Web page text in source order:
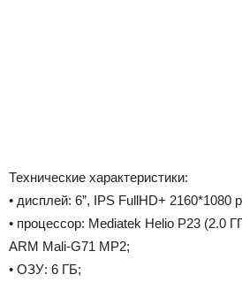
Технические характеристики:
• дисплей: 6”, IPS FullHD+ 2160*1080
• процессор: Mediatek Helio P23 (2.0
ARM Mali-G71 MP2;
• ОЗУ: 6 ГБ;